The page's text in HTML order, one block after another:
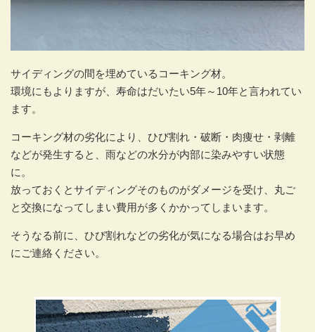
サイディングの間を埋めているコーキング材。
環境にもよりますが、寿命はだいたい5年～10年と言われてい
ます。
コーキング材の劣化により、ひび割れ・破断・肉痩せ・剥離
などが発生すると、雨などの水分が内部に染みやすい状態
に。
放っておくとサイディングそのものがダメージを受け、丸ご
と交換になってしまい費用が多くかかってしまいます。
そうなる前に、ひび割れなどの劣化が気になる場合はお早め
にご連絡ください。